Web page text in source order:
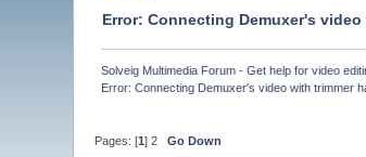
Error: Connecting Demuxer's
Solveig Multimedia Forum - Get help for video
Error: Connecting Demuxer's video with trimmer
Pages: [1]2 Go Down